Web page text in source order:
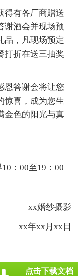
得有各厂商贈送
谢酒会并现场预
品，凡现场预定
打折在送三抽奖
恩答谢会将让您
惊喜，成为您生
金色的阳光与真
：00至19：00
xx婚纱摄影
xx年xx月xx日
点击下载文档